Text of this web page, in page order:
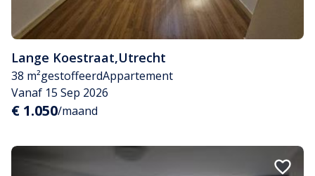
Lange Koestraat,Utrecht
38 m²gestoffeerdAppartement
Vanaf 15 Sep 2026
€ 1.050/maand